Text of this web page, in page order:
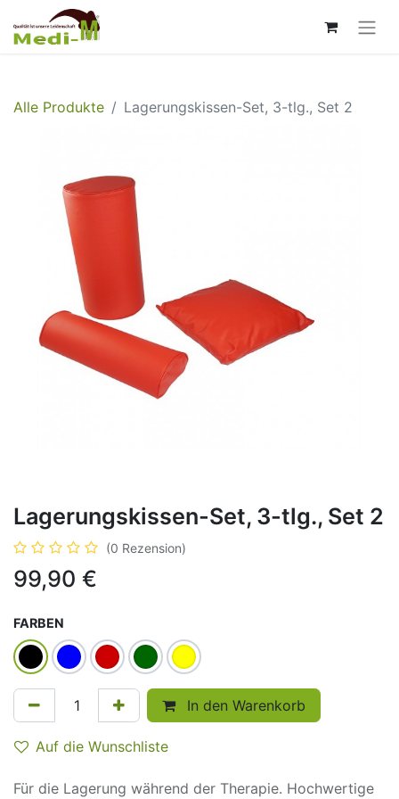
Alle Produkte Lagerungskissen-Set, 3-tlg., Set 2
Lagerungskissen-Set, 3-tlg., Set 2
(0 Rezension)
99,90 €
FARBEN
In den Warenkorb
Auf die Wunschliste
Für die Lagerung während der Therapie. Hochwertige